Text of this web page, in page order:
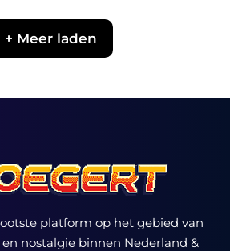
+ Meer laden
platform op het gebied van
nostalgie binnen Nederland &